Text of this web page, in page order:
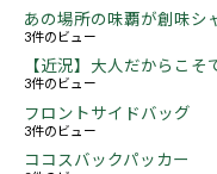
あの場所の味覇が創味シ
3件のビュー
【近況】大人だからこ
3件のビュー
フロントサイドバッグ
3件のビュー
ココスバックパッカー